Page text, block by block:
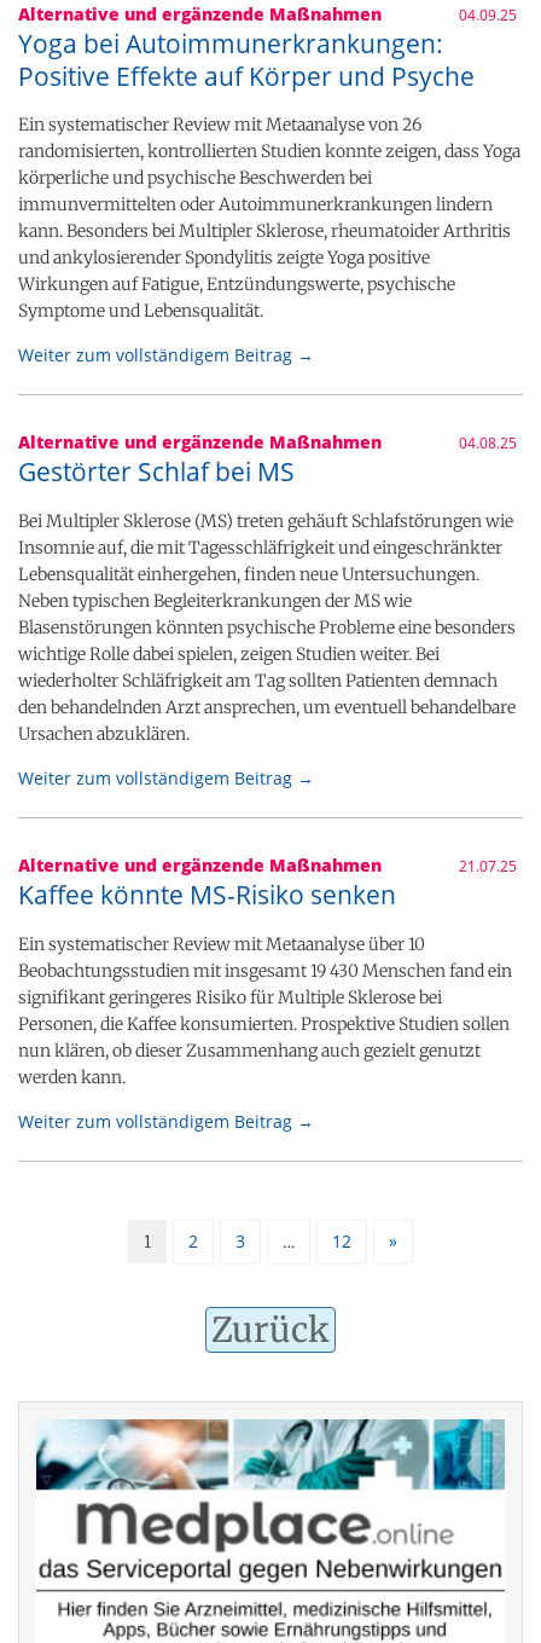
Alternative und ergänzende Maßnahmen 04.09.25
Yoga bei Autoimmunerkrankungen:
Positive Effekte auf Körper und Psyche
Ein systematischer Review mit Metaanalyse von 26
randomisierten, kontrollierten Studien konnte zeigen, dass Yoga
körperliche und psychische Beschwerden bei
immunvermittelten oder Autoimmunerkrankungen lindern
kann. Besonders bei Multipler Sklerose, rheumatoider Arthritis
und ankylosierender Spondylitis zeigte Yoga positive
Wirkungen auf Fatigue, Entzündungswerte, psychische
Symptome und Lebensqualität.
Weiter zum vollständigem Beitrag →
Alternative und ergänzende Maßnahmen 04.08.25
Gestörter Schlaf bei MS
Bei Multipler Sklerose (MS) treten gehäuft Schlafstörungen wie
Insomnie auf, die mit Tagesschläfrigkeit und eingeschränkter
Lebensqualität einhergehen, finden neue Untersuchungen.
Neben typischen Begleiterkrankungen der MS wie
Blasenstörungen könnten psychische Probleme eine besonders
wichtige Rolle dabei spielen, zeigen Studien weiter. Bei
wiederholter Schläfrigkeit am Tag sollten Patienten demnach
den behandelnden Arzt ansprechen, um eventuell behandelbare
Ursachen abzuklären.
Weiter zum vollständigem Beitrag →
Alternative und ergänzende Maßnahmen 21.07.25
Kaffee könnte MS-Risiko senken
Ein systematischer Review mit Metaanalyse über 10
Beobachtungsstudien mit insgesamt 19 430 Menschen fand ein
signifikant geringeres Risiko für Multiple Sklerose bei
Personen, die Kaffee konsumierten. Prospektive Studien sollen
nun klären, ob dieser Zusammenhang auch gezielt genutzt
werden kann.
Weiter zum vollständigem Beitrag →
1 2 3 … 12 »
Zurück